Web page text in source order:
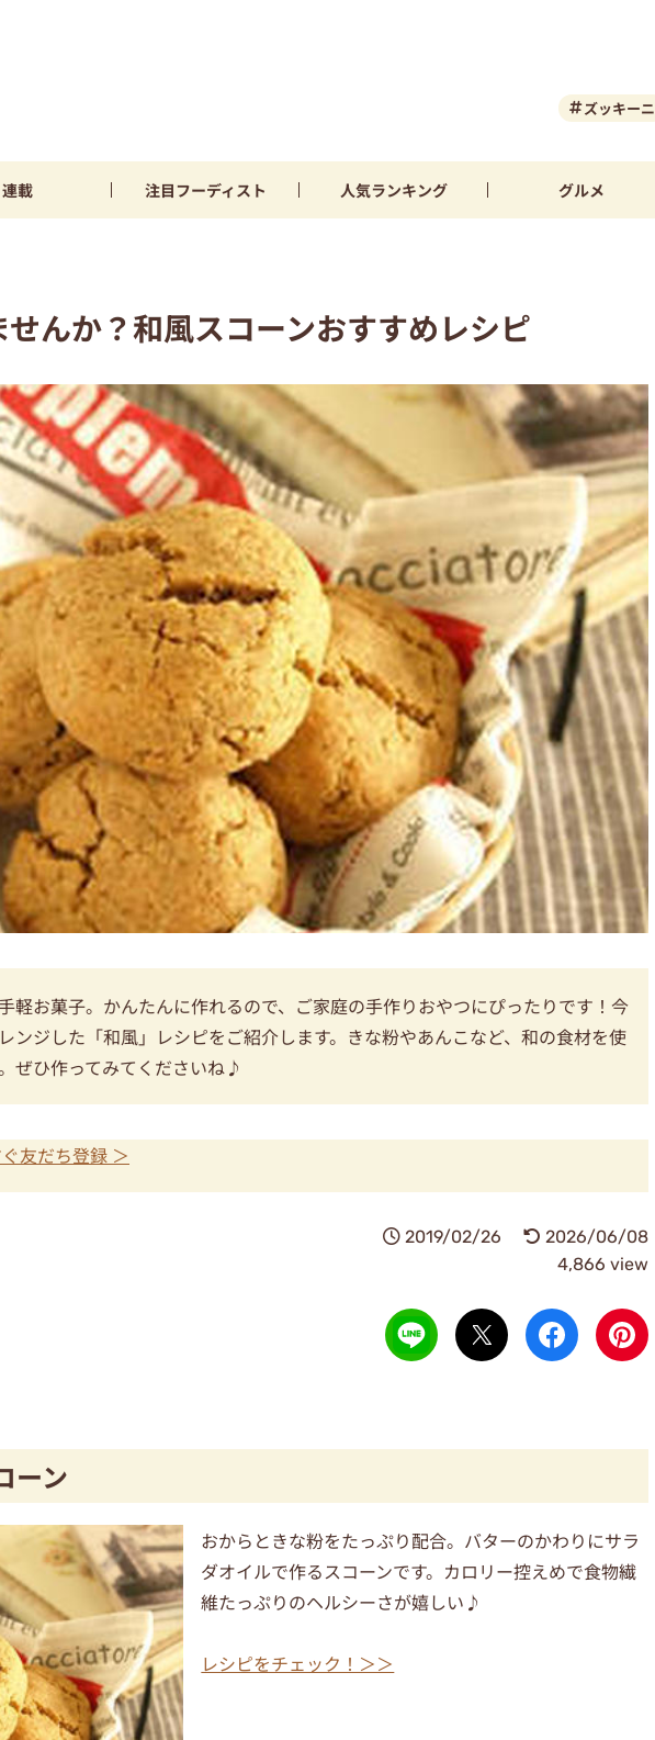
ズッキーニ
連載 注目フーディスト 人気ランキング グルメ
んか？和風スコーンおすすめレシピ
軽お菓子。かんたんに作れるので、ご家庭の手作りおやつにぴったりです！今
ンジした「和風」レシピをご紹介します。きな粉やあんこなど、和の食材を使
ぜひ作ってみてくださいね♪
友だち登録 ＞
2019/02/26
2026/06/08
4,866 view
ーン
おからときな粉をたっぷり配合。バターのかわりにサラ
ダオイルで作るスコーンです。カロリー控えめで食物繊
維たっぷりのヘルシーさが嬉しい♪
レシピをチェック！＞＞